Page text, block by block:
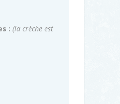
: (la crèche est